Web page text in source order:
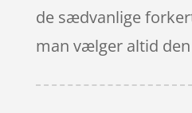
de sædvanlige
man vælger altid